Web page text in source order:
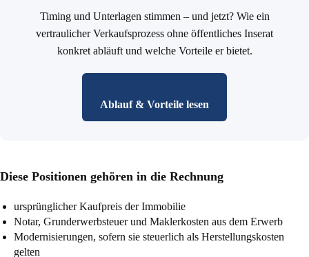
Timing und Unterlagen stimmen – und jetzt? Wie ein
vertraulicher Verkaufsprozess ohne öffentliches Inserat
konkret abläuft und welche Vorteile er bietet.
Ablauf & Vorteile lesen
Diese Positionen gehören in die Rechnung
ursprünglicher Kaufpreis der Immobilie
Notar, Grunderwerbsteuer und Maklerkosten aus dem Erwerb
Modernisierungen, sofern sie steuerlich als Herstellungskosten
gelten